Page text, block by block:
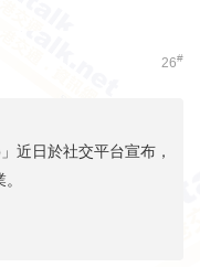
26#
近日於社交平台宣布，